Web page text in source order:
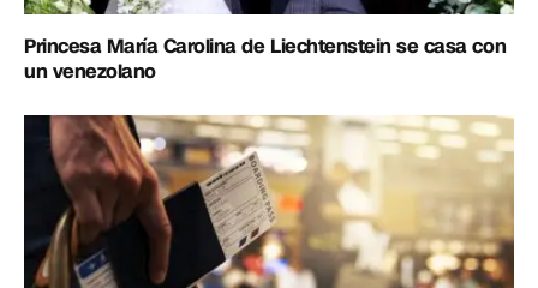
Princesa María Carolina de Liechtenstein se casa con
un venezolano